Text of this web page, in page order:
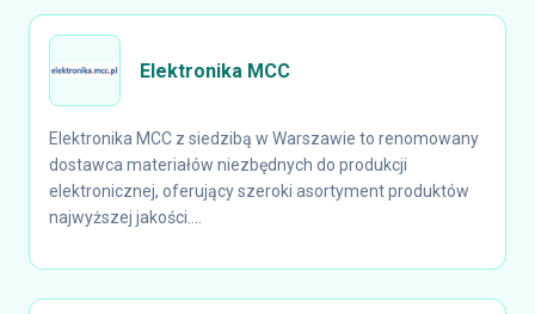
Elektronika MCC
Elektronika MCC z siedzibą w Warszawie to renomowany
dostawca materiałów niezbędnych do produkcji
elektronicznej, oferujący szeroki asortyment produktów
najwyższej jakości....